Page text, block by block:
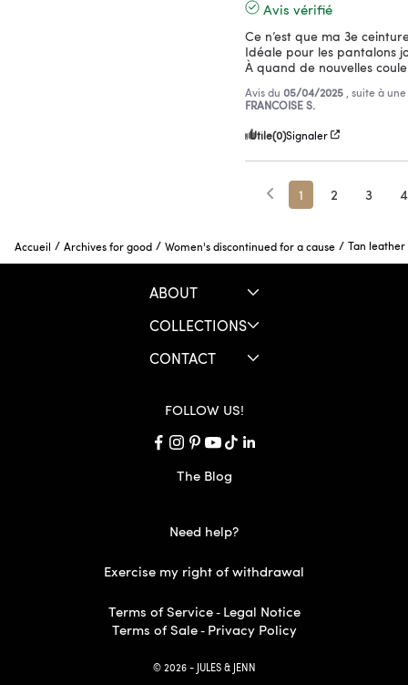
Avis vérifié
Ce n’est que ma 3e
Idéale pour les pantalons
À quand de nouvelles
Avis du 05/04/2025 , suite à
FRANCOISE S.
Utile(0)Signaler
1 2 3 4
Accueil / Archives for good / Women's discontinued for a cause / Tan
ABOUT
COLLECTIONS
CONTACT
FOLLOW US!
The Blog
Need help?
Exercise my right of withdrawal
Terms of Service- Legal Notice
Terms of Sale- Privacy Policy
© 2026 - JULES & JENN